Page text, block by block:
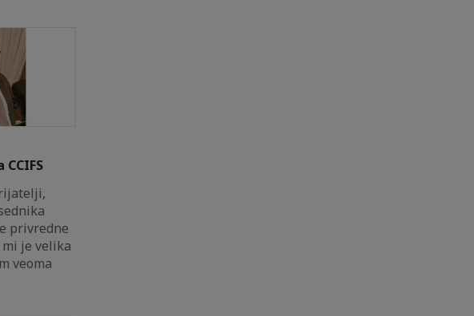
privredne
je velika
veoma